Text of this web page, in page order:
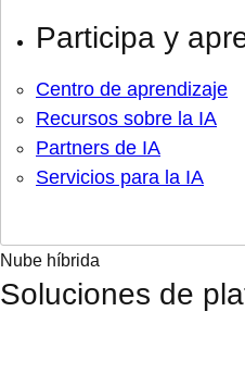
Participa y
Centro de aprendizaje
Recursos sobre la IA
Partners de IA
Servicios para la IA
Nube híbrida
Soluciones de